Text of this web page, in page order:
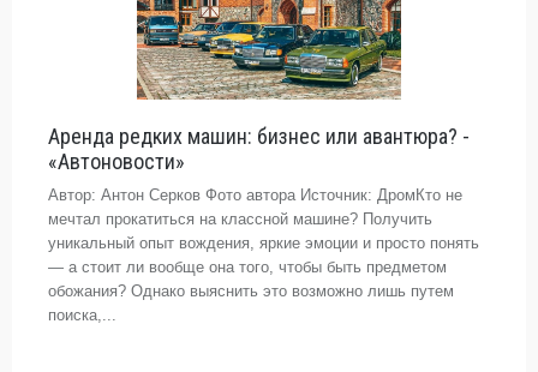
Аренда редких машин: бизнес или авантюра? -
«Автоновости»
Автор: Антон Серков Фото автора Источник: ДромКто не
мечтал прокатиться на классной машине? Получить
уникальный опыт вождения, яркие эмоции и просто понять
— а стоит ли вообще она того, чтобы быть предметом
обожания? Однако выяснить это возможно лишь путем
поиска,...